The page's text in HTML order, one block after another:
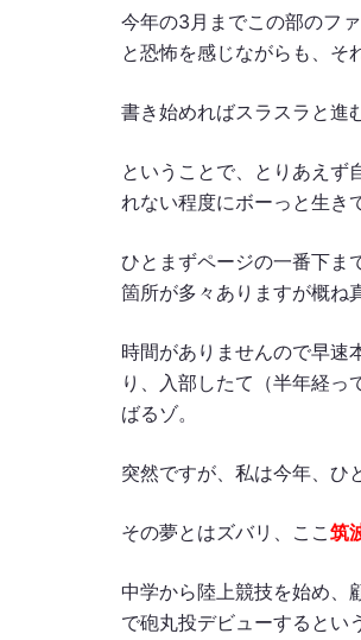
今年の3月までこの部のフ
と恐怖を感じながらも、そ
書き始めればスラスラと進
ということで、とりあえ
れない程度にボーっと生き
ひとまずページの一番下ま
箇所が多々ありますが概ね
時間がありませんので早速
り、入部したて（半年経
ばるゾ。
突然ですが、私は今年、ひ
その夢とはズバリ、ここ筑
中学から陸上競技を始め、
で砲丸投デビューするとい